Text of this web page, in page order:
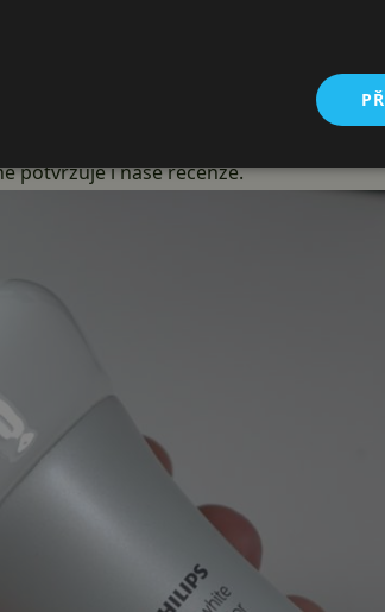
(IFTTT, Google Home, Apple
naší kanceláře používáme. Lze tak
je navíc tento způsob ovládání
potvrzuje inaše recenze.